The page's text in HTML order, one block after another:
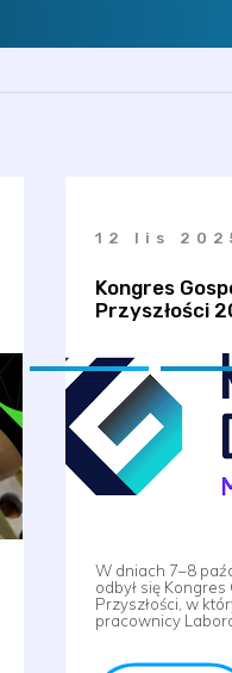
12 lis
Kongres
Przyszłości
W dniach 7–8
odbył się
Przyszłości, w
pracownicy